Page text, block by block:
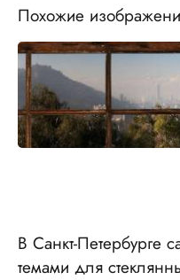
Похожие
В Санкт-Петербурге
темами для